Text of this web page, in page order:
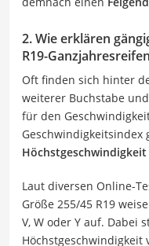
2. Wie erklären
R19-
Oft finden sich hinter
weiterer Buchstabe
für den
Geschwindigkeitsindex
Höchstgeschwindigkeit
Laut diversen Online-
Größe 255/45 R19
V, W oder Y auf. Dabei
Höchstgeschwindigkeit